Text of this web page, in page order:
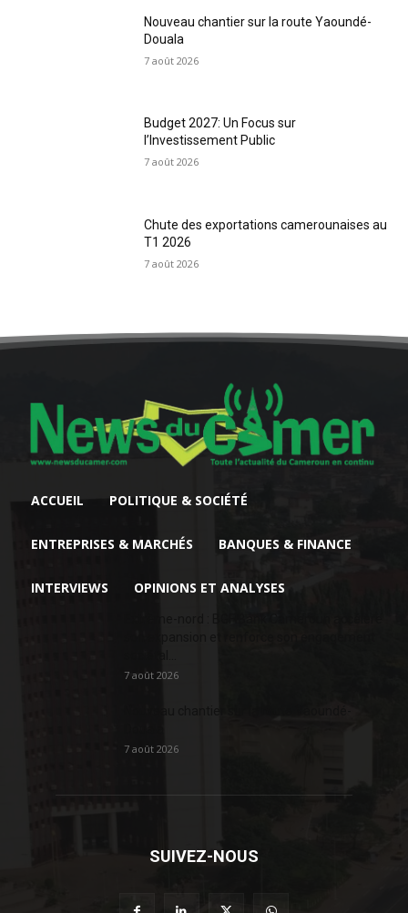
Nouveau chantier sur la route Yaoundé-
Douala
7 août 2026
Budget 2027: Un Focus sur
l’Investissement Public
7 août 2026
Chute des exportations camerounaises au
T1 2026
7 août 2026
ACCUEIL POLITIQUE & SOCIÉTÉ
ENTREPRISES & MARCHÉS BANQUES & FINANCE
INTERVIEWS OPINIONS ET ANALYSES
7 août 2026
7 août 2026
SUIVEZ-NOUS